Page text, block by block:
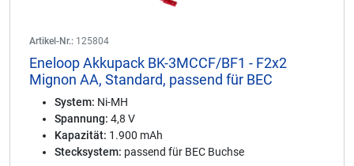
Artikel-Nr.: 125804
Eneloop Akkupack BK-3MCCF/BF1 - F2x2
Mignon AA, Standard, passend für BEC
System: Ni-MH
Spannung: 4,8 V
Kapazität: 1.900 mAh
Stecksystem: passend für BEC Buchse